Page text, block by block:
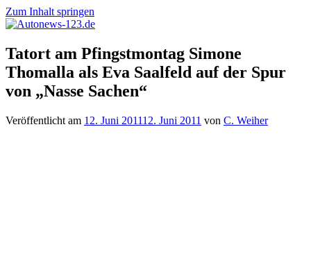
Zum Inhalt springen
Autonews-
123.de
Autonews
mit
Charme
Tatort am Pfingstmontag Simone
Thomalla als Eva Saalfeld auf der Spur
von „Nasse Sachen“
Veröffentlicht am 12. Juni 201112. Juni 2011 von C. Weiher